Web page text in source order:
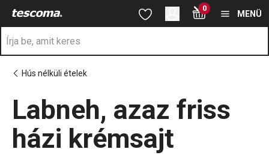
A Labneh, azaz friss házi krémsajt oldalon tartózkodik
Ugrás a fő tartalomhoz
Ugrás a kereséshez
Ugrás a navigációhoz 0
MENÜ
Hús nélküli ételek
Labneh, azaz friss
házi krémsajt